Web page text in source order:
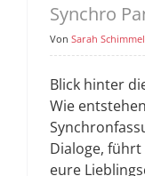
Synchro
Von Sarah
Blick hinter
Wie
Dialoge,
eure